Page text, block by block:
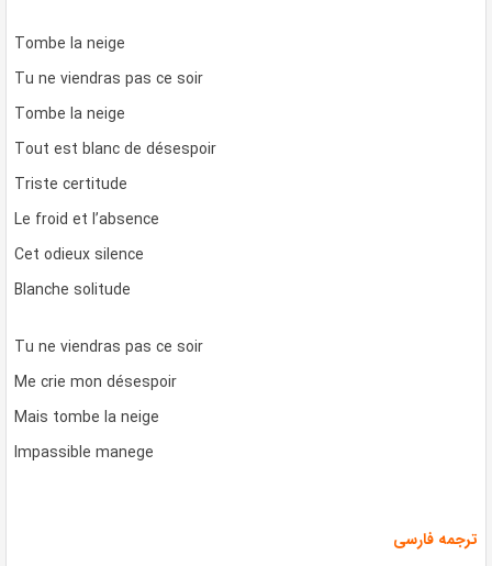
Tombe la neige
Tu ne viendras pas ce soir
Tombe la neige
Tout est blanc de désespoir
Triste certitude
Le froid et l’absence
Cet odieux silence
Blanche solitude
Tu ne viendras pas ce soir
Me crie mon désespoir
Mais tombe la neige
Impassible manege
ترجمه فارسی